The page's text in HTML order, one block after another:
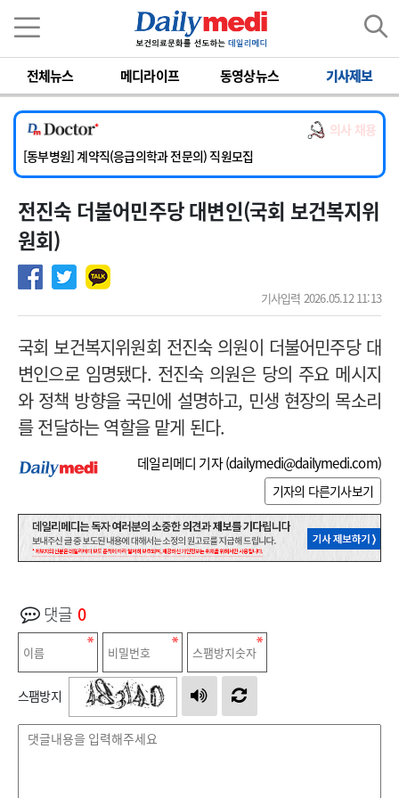
전체뉴스 메디라이프 동영상뉴스 기사제보
의사 채용
[서울아산병원] 2026년 하반기 인턴 모집
[영남대학교의료원] 마취통증의학과 임기제 임상의사 채용
[충남대학교병원] 소아청소년과(소아응급전담) 계약직 의사 공개채용
[동부병원] 계약직(응급의학과 전문의) 직원모집
[이대목동병원] 하반기 전공의(레지던트1년차) 모집
[서울아산병원] 2026년 하반기 인턴 모집
[영남대학교의료원] 마취통증의학과 임기제 임상의사 채용
전진숙 더불어민주당 대변인(국회 보건복지위
원회)
기사입력 2026.05.12 11:13
국회 보건복지위원회 전진숙 의원이 더불어민주당 대
변인으로 임명됐다. 전진숙 의원은 당의 주요 메시지
와 정책 방향을 국민에 설명하고, 민생 현장의 목소리
를 전달하는 역할을 맡게 된다.
데일리메디 기자 (dailymedi@dailymedi.com)
기자의 다른기사보기
댓글 0
스팸방지